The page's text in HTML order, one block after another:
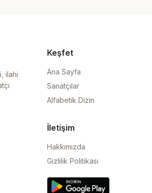
ilahi
Keşfet
Ana Sayfa
Sanatçılar
Alfabetik Dizin
İletişim
Hakkımızda
Gizlilik Politikası